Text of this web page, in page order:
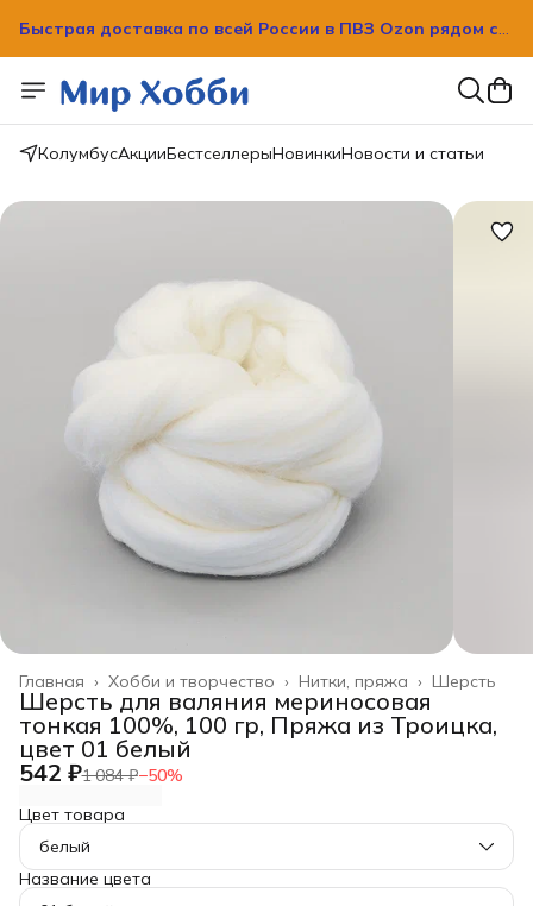
Быстрая доставка по всей России в ПВЗ Ozon рядом с
Быстрая доставка по всей России в ПВЗ Ozon рядом с
вашим домом!
КолумбусАкцииБестселлерыНовинкиНовости и статьи
Шерсть
Нитки, пряжа ›
Хобби и творчество ›
Главная ›
Шерсть для валяния мериносовая
тонкая 100%, 100 гр, Пряжа из Троицка,
цвет 01 белый
542 ₽1 084 ₽−50%
Цвет товара
белый
Название цвета